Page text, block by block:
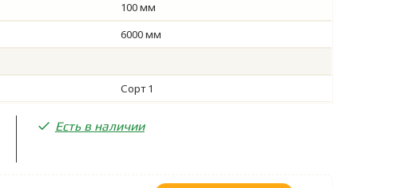
100 мм
6000 мм
Сорт 1
Есть в наличии